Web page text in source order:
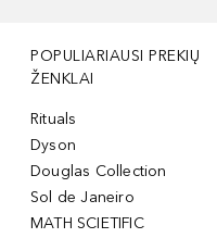
POPULIARIAUSI PREKIŲ
ŽENKLAI
Rituals
Dyson
Douglas Collection
Sol de Janeiro
MATH SCIETIFIC